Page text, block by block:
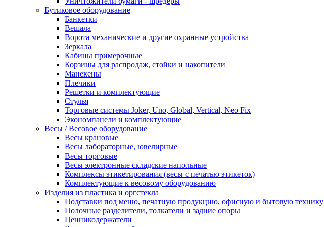
Бутиковое оборудование
Банкетки
Вешала
Ворота механические и другие охранные устройства
Зеркала
Кабины примерочные
Корзины для распродаж, стойки и накопители
Манекены
Плечики
Решетки и комплектующие
Стулья
Торговые системы Joker, Uno, Global, Vertical, Neo Fix
Экономпанели и комплектующие
Весы / Весовое оборудование
Весы крановые
Весы лабораторные, ювелирные
Весы торговые
Весы электронные складские напольные
Комплексы этикетирования (весы с печатью этикеток)
Комплектующие к весовому оборудованию
Изделия из пластика и оргстекла
Подставки под меню, печатную продукцию, офисную и бытовую технику
Полочные разделители, толкатели и задние опоры
Ценникодержатели